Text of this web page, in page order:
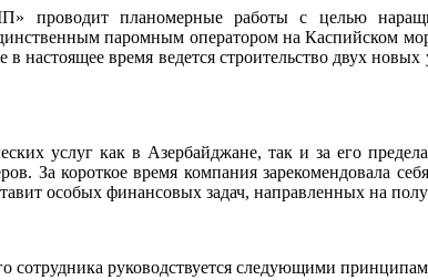
планомерные работы с целью
паромным оператором на Каспийском
настоящее время ведется строительство двух
услуг как в Азербайджане, так и за его
За короткое время компания зарекомендовала
особых финансовых задач, направленных на
руководствуется следующими